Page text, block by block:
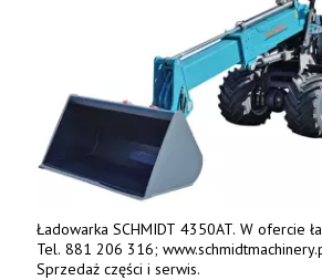
Ładowarka SCHMIDT 4350AT. W ofercie
Tel. 881 206 316;
Sprzedaż części i serwis.